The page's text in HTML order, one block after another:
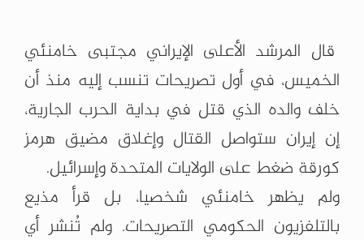
قال المرشد الأعلى الإيراني مجتبى خامنئي
الخميس، في أول تصريحات تنسب إليه منذ أن
خلف والده الذي قتل في بداية الحرب الجارية،
إن إيران ستواصل القتال وإغلاق مضيق هرمز
كورقة ضغط على الولايات المتحدة وإسرائيل.
ولم يظهر خامنئي شخصيا، بل قرأ مذيع
بالتلفزيون الحكومي التصريحات. ولم تُنشر أي